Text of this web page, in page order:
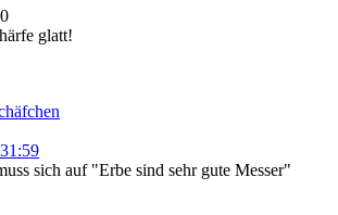
glatt!
sich auf "Erbe sind sehr gute Messer"